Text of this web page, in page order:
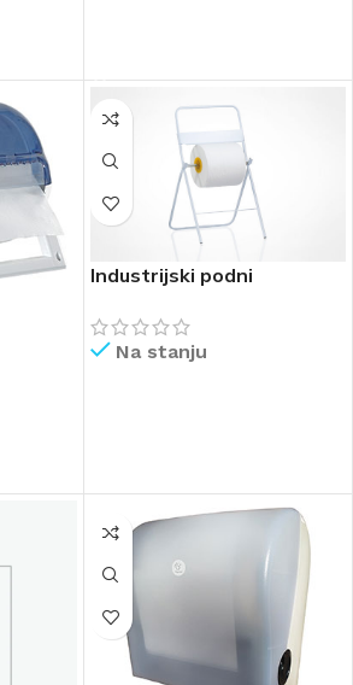
Industrijski podni
Na stanju